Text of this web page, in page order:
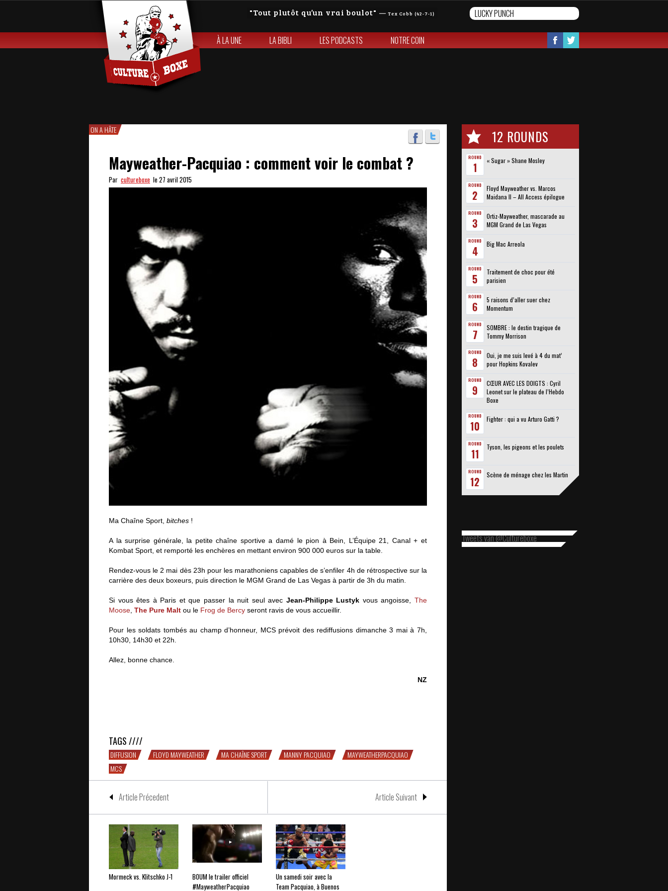
Tout plutôt qu’un vrai boulot — Tex Cobb (42-7-1)
À LA UNE LA BIBLI LES PODCASTS NOTRE COIN
12 ROUNDS
ROUND
1 « Sugar » Shane Mosley
ROUND
2
Floyd Mayweather vs. Marcos
Maidana II – All Access épilogue
ROUND
3
Ortiz-Mayweather, mascarade au
MGM Grand de Las Vegas
ROUND
4 Big Mac Arreola
ROUND
5
Traitement de choc pour été
parisien
ROUND
6
5 raisons d’aller suer chez
Momentum
ROUND
7
SOMBRE : le destin tragique de
Tommy Morrison
ROUND
8
Oui, je me suis levé à 4 du mat’
pour Hopkins Kovalev
ROUND
9
CŒUR AVEC LES DOIGTS : Cyril
Leonet sur le plateau de l’Hebdo
Boxe
ROUND
10 Fighter : qui a vu Arturo Gatti ?
ROUND
11 Tyson, les pigeons et les poulets
ROUND
12 Scène de ménage chez les Martin
Tweets van @Cultureboxe
ON A HÂTE
Mayweather-Pacquiao : comment voir le combat ?
Par cultureboxe le 27 avril 2015
Ma Chaîne Sport, bitches !
A la surprise générale, la petite chaîne sportive a damé le pion à Bein, L’Équipe 21, Canal + et
Kombat Sport, et remporté les enchères en mettant environ 900 000 euros sur la table.
Rendez-vous le 2 mai dès 23h pour les marathoniens capables de s’enfiler 4h de rétrospective sur la
carrière des deux boxeurs, puis direction le MGM Grand de Las Vegas à partir de 3h du matin.
Si vous êtes à Paris et que passer la nuit seul avec Jean-Philippe Lustyk vous angoisse, The
Moose The Pure Malt ou le Frog de Bercy seront ravis de vous accueillir.
Pour les soldats tombés au champ d’honneur, MCS prévoit des rediffusions dimanche 3 mai à 7h,
10h30, 14h30 et 22h.
Allez, bonne chance.
NZ
TAGS ////
DIFFUSION FLOYD MAYWEATHER MA CHAÎNE SPORT MANNY PACQUIAO
MAYWEATHERPACQUIAO
MCS
Article Précedent Article Suivant
Mormeck vs. Klitschko J-1
BOUM le trailer officiel
#MayweatherPacquiao
Un samedi soir avec la
Team Pacquiao, à Buenos